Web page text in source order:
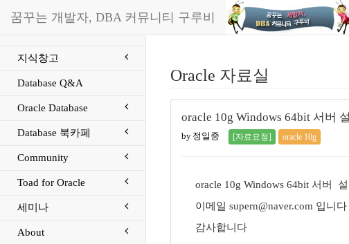
꿈꾸는 개발자, DBA 커뮤니티 구루비
지식창고
Database Q&A
Oracle Database
Database 북카페
Community
Toad for Oracle
세미나
About
Oracle 자료실
oracle 10g Windows 64bit 서버
by 정일중 [자료요청] oracle 10g
oracle 10g Windows 64bit 서버
이메일 supern@naver.com 입니다
감사합니다